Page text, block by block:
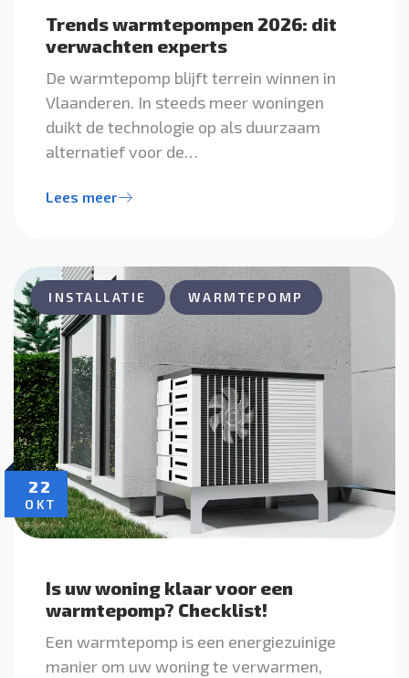
Trends warmtepompen 2026: dit
verwachten experts
De warmtepomp blijft terrein winnen in
Vlaanderen. In steeds meer woningen
duikt de technologie op als duurzaam
alternatief voor de…
Lees meer
22
OKT
INSTALLATIE WARMTEPOMP
Is uw woning klaar voor een
warmtepomp? Checklist!
Een warmtepomp is een energiezuinige
manier om uw woning te verwarmen,